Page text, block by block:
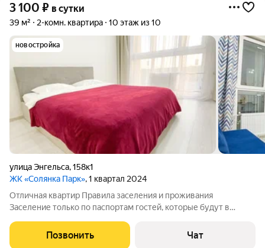
3 100 ₽ в сутки
39 м² 2-комн. квартира 10 этаж из 10
новостройка
улица Энгельса,158к1
ЖК «Солянка Парк», 1 квартал 2024
Отличная квартир Правила заселения и проживания
Заселение только по паспортам гостей, которые будут в
отраженных в бронировании гостей. Заселение только с
депозитом, возвращается до конца дня
Позвонить Чат